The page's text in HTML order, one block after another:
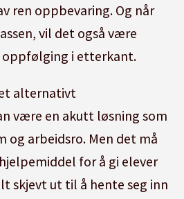
ren oppbevaring. Og når
vil det også være
oppfølging i etterkant.
alternativt
være en akutt løsning som
og arbeidsro. Men det må
for å gi elever
skjevt ut til å hente seg inn